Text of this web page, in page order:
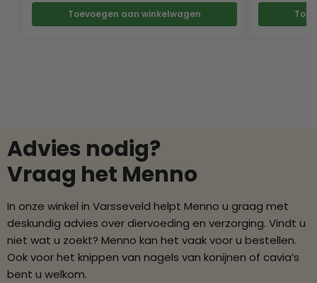
Toevoegen aan winkelwagen
Advies nodig?
Vraag het Menno
In onze winkel in Varsseveld helpt Menno u graag met
deskundig advies over diervoeding en verzorging. Vindt u
niet wat u zoekt? Menno kan het vaak voor u bestellen.
Ook voor het knippen van nagels van konijnen of cavia’s
bent u welkom.